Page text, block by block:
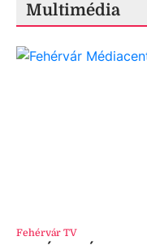
Multimédia
Fehérvár TV